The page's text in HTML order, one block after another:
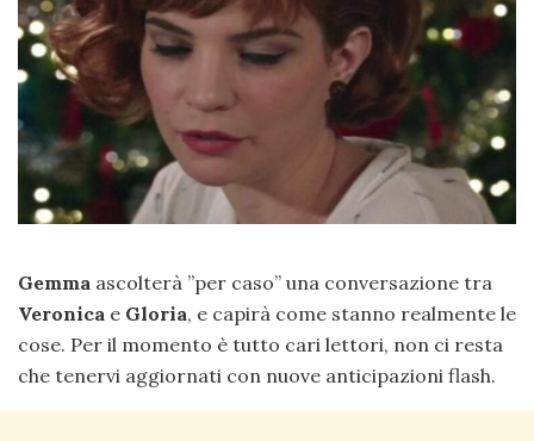
Gemma ascolterà ”per caso” una conversazione tra
Veronica e Gloria, e capirà come stanno realmente le
cose. Per il momento è tutto cari lettori, non ci resta
che tenervi aggiornati con nuove anticipazioni flash.